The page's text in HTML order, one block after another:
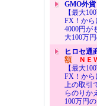
GMO外貨
【最大
FX！から
4000円が
大100万
ヒロセ通
額ＮＥ
【最大
FX！から
上の取引
らのりか
100万円